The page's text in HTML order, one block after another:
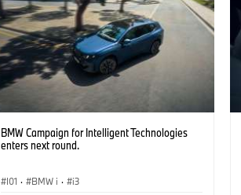
BMW Campaign for Intelligent Technologies
enters next round.
I01 · BMW i · i3